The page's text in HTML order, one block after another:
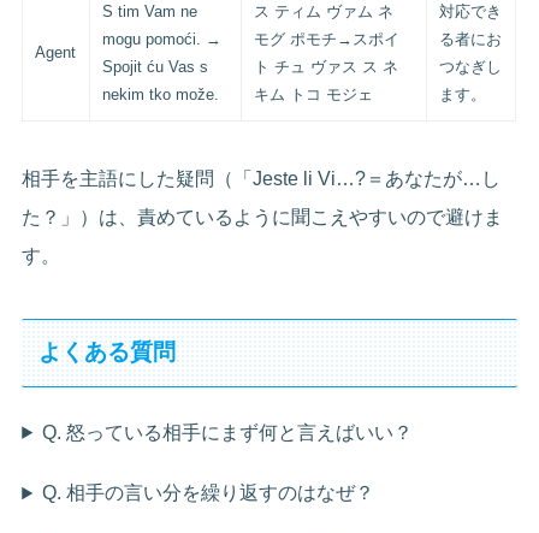
Agent
S tim Vam ne
mogu pomoći. →
Spojit ću Vas s
nekim tko može.
ス ティム ヴァム ネ
モグ ポモチ→スポイ
ト チュ ヴァス ス ネ
キム トコ モジェ
対応でき
る者にお
つなぎし
ます。
相手を主語にした疑問（「Jeste li Vi…?＝あなたが…し
た？」）は、責めているように聞こえやすいので避けま
す。
よくある質問
Q. 怒っている相手にまず何と言えばいい？
Q. 相手の言い分を繰り返すのはなぜ？